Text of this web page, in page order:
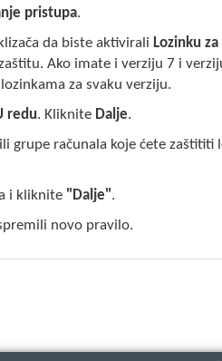
pristupa.
da biste aktivirali Lozinku
Ako imate i verziju 7 i
za svaku verziju.
redu. Kliknite Dalje.
grupe računala koje ćete zaštititi
i kliknite "Dalje".
novo pravilo.